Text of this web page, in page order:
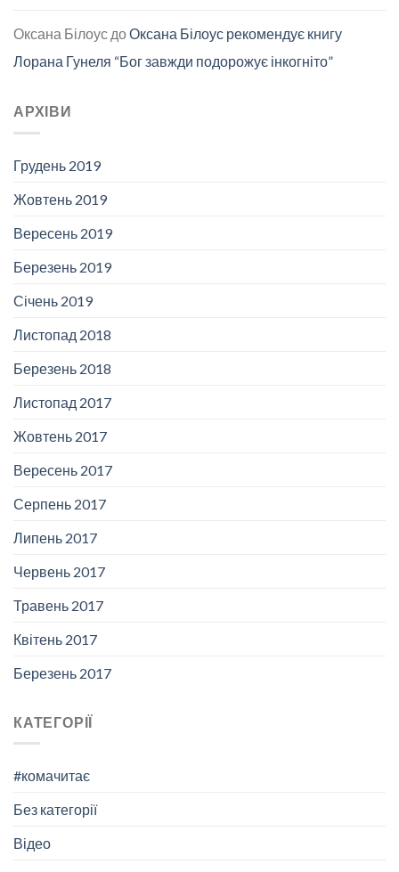
Оксана Білоус доОксана Білоус рекомендує книгу
Лорана Гунеля “Бог завжди подорожує інкогніто”
АРХІВИ
Грудень 2019
Жовтень 2019
Вересень 2019
Березень 2019
Січень 2019
Листопад 2018
Березень 2018
Листопад 2017
Жовтень 2017
Вересень 2017
Серпень 2017
Липень 2017
Червень 2017
Травень 2017
Квітень 2017
Березень 2017
КАТЕГОРІЇ
#комачитає
Без категорії
Відео